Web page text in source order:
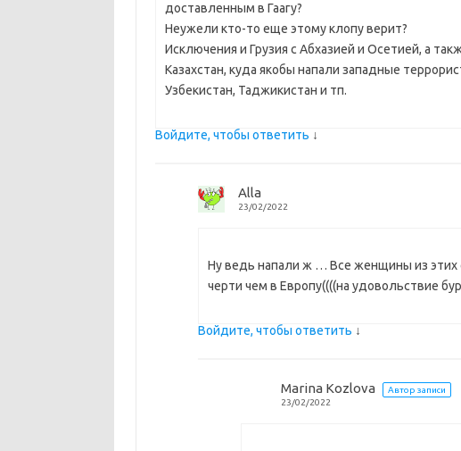
доставленным в Гаагу?
Неужели кто-то еще этому клопу верит?
Исключения и Грузия с Абхазией и Осетией, а
Казахстан, куда якобы напали западные
Узбекистан, Таджикистан и тп.
Войдите, чтобы ответить ↓
Alla
23/02/2022
Ну ведь напали ж … Все женщины из
черти чем в Европу((((на удовольствие
Войдите, чтобы ответить ↓
Marina Kozlova
Автор записи
23/02/2022